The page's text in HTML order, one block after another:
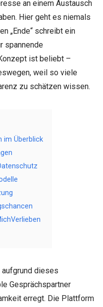
an einem Austausch
Hier geht es niemals
„Ende“ schreibt ein
spannende
ist beliebt –
weil so viele
zu schätzen wissen.
im Überblick
dieses
Gesprächspartner
erregt. Die Plattform